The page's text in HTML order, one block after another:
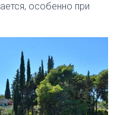
особенно при